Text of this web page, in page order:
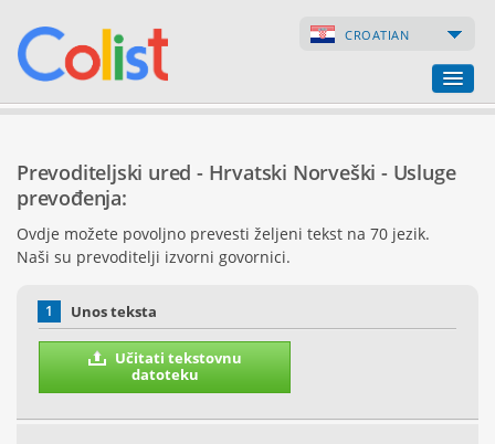
CROATIAN
Popis poduzeća
Internetske stranice
Prevoditeljski ured - Hrvatski Norveški - Usluge
prevođenja:
Ovdje možete povoljno prevesti željeni tekst na 70 jezik.
Naši su prevoditelji izvorni govornici.
1 Unos teksta
Učitati tekstovnu
datoteku